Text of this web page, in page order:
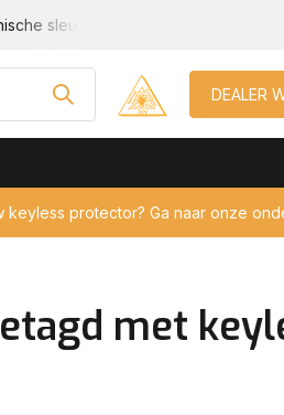
sleutel beveiliging!
DEALER
protector? Ga naar onze
met